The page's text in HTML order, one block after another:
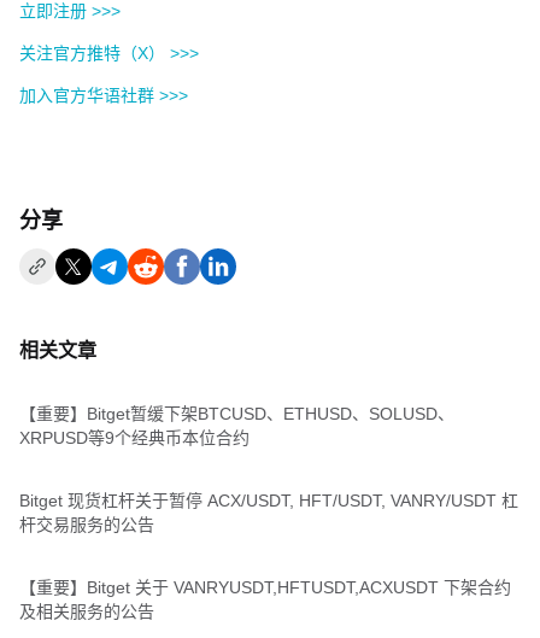
立即注册 >>>
关注官方推特（X） >>>
加入官方华语社群 >>>
分享
相关文章
【重要】Bitget暂缓下架BTCUSD、ETHUSD、SOLUSD、
XRPUSD等9个经典币本位合约
Bitget 现货杠杆关于暂停 ACX/USDT, HFT/USDT, VANRY/USDT 杠
杆交易服务的公告
【重要】Bitget 关于 VANRYUSDT,HFTUSDT,ACXUSDT 下架合约
及相关服务的公告